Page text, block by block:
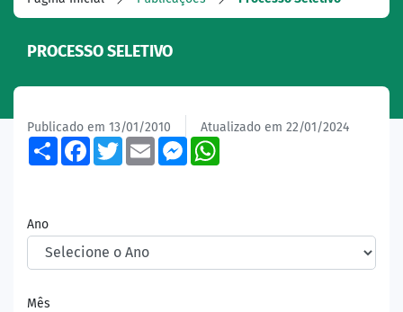
PROCESSO SELETIVO
Publicado em 13/01/2010 Atualizado em 22/01/2024
ShareFacebook
TwitterEmailMessenger
Ano
Mês